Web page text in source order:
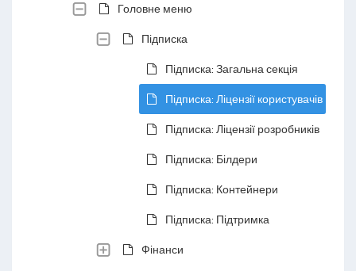
Головне меню
Підписка
Підписка: Загальна секція
Підписка: Ліцензії користувачів
Підписка: Ліцензії розробників
Підписка: Білдери
Підписка: Контейнери
Підписка: Підтримка
Фінанси